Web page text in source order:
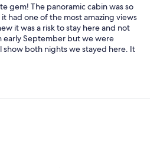
gem! The panoramic cabin was so
had one of the most amazing views
it was a risk to stay here and not
early September but we were
both nights we stayed here. It
it if we hadn’t seen the
of breakfast delivered to our
variety & was very unexpected
recommend this place!